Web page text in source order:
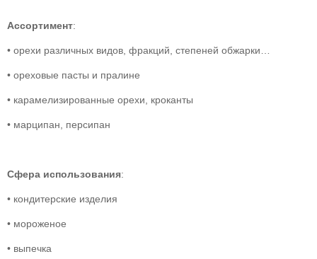
Ассортимент:
• орехи различных видов, фракций, степеней обжарки…
• ореховые пасты и пралине
• карамелизированные орехи, кроканты
• марципан, персипан
Сфера использования:
• кондитерские изделия
• мороженое
• выпечка